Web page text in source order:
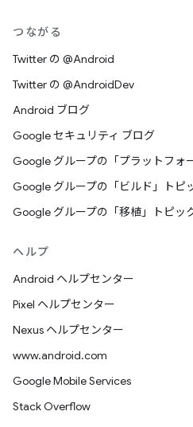
つながる
Twitter の @Android
Twitter の @AndroidDev
Android ブログ
Google セキュリティ ブログ
Google グループの「プラットフォ
Google グループの「ビルド」トピ
Google グループの「移植」トピッ
ヘルプ
Android ヘルプセンター
Pixel ヘルプセンター
Nexus ヘルプセンター
www.android.com
Google Mobile Services
Stack Overflow